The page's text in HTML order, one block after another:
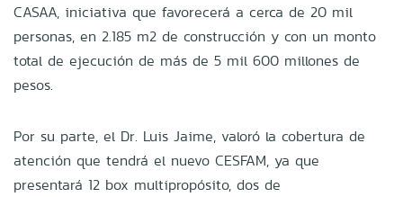
CASAA, iniciativa que favorecerá a cerca de 20 mil
personas, en 2.185 m2 de construcción y con un monto
total de ejecución de más de 5 mil 600 millones de
pesos.
Por su parte, el Dr. Luis Jaime, valoró la cobertura de
atención que tendrá el nuevo CESFAM, ya que
presentará 12 box multipropósito, dos de